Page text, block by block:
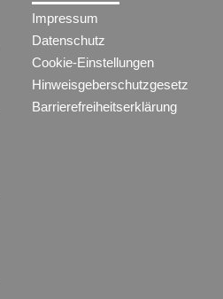
Impressum
Datenschutz
Cookie-Einstellungen
Hinweisgeberschutzgesetz
Barrierefreiheitserklärung